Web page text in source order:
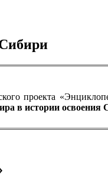
проекта
в истории освоения